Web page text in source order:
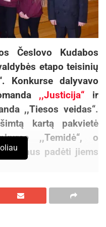
Česlovo Kudabos
etapo teisinių
Konkurse dalyvavo
,,Justicija‘‘ ir
,,Tiesos veidas‘‘.
kartą pakvietė
,,Temidė‘‘, o
padėti jiems
mokinių teisinį
apie teisinę sistemą,